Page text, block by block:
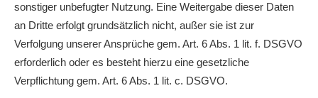
sonstiger unbefugter Nutzung. Eine Weitergabe dieser Daten
an Dritte erfolgt grundsätzlich nicht, außer sie ist zur
Verfolgung unserer Ansprüche gem. Art. 6 Abs. 1 lit. f. DSGVO
erforderlich oder es besteht hierzu eine gesetzliche
Verpflichtung gem. Art. 6 Abs. 1 lit. c. DSGVO.